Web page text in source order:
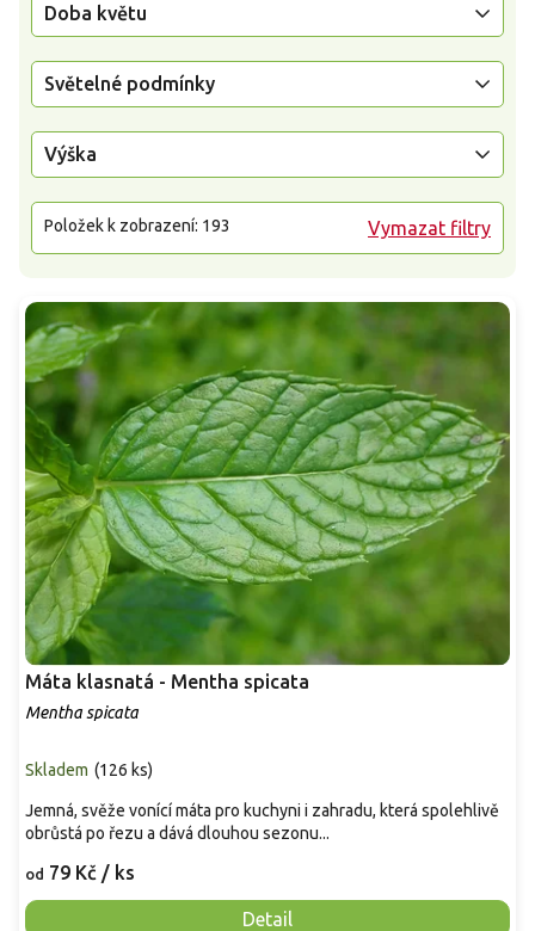
Doba květu
Světelné podmínky
Výška
Vymazat filtry
Položek k zobrazení: 193
Máta klasnatá - Mentha spicata
Mentha spicata
Skladem (126 ks)
od 79 Kč / ks
Detail
Jemná, svěže vonící máta pro kuchyni i zahradu, která spolehlivě
obrůstá po řezu a dává dlouhou sezonu...